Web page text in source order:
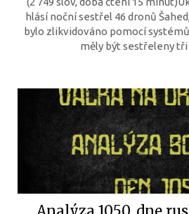
hlásí noční sestřel 46 dronů
bylo zlikvidováno pomocí
měly být sestřeleny